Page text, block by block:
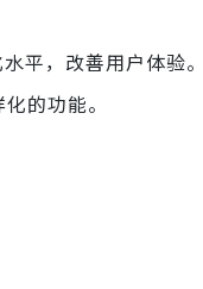
平，改善用户体验
的功能。